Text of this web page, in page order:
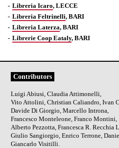
Libreria Icaro, LECCE
Libreria Feltrinelli, BARI
Libreria Laterza, BARI
Librerie Coop Eataly, BARI
Contributors
Luigi Abiusi, Claudia Attimonelli,
Vito Attolini, Christian Caliandro, Ivan
Davide Di Giorgio, Marcello Introna,
Francesco Monteleone, Franco Montini,
Alberto Pezzotta, Francesca R. Recchia
Giulio Sangiorgio, Enrico Terrone,
Giancarlo Visitilli.